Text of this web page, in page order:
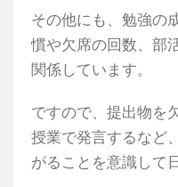
その他にも、勉強の
慣や欠席の回数、部
関係しています。
ですので、提出物を
授業で発言するなど
がることを意識して